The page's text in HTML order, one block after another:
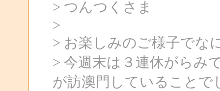
> つんつくさま
>
> お楽しみのご様子でな
> 今週末は３連休がらみ
が訪澳門していることで